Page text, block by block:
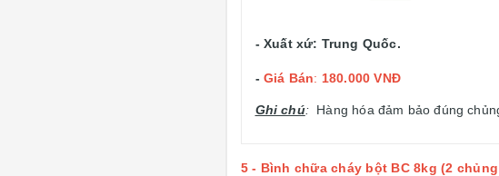
- Xuất xứ: Trung Quốc.
- Giá Bán: 180.000 VNĐ
Ghi chú:Hàng hóa đảm bảo đúng
5 - Bình chữa cháy bột BC 8kg (2